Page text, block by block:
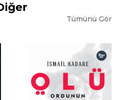
Tümünü Gör